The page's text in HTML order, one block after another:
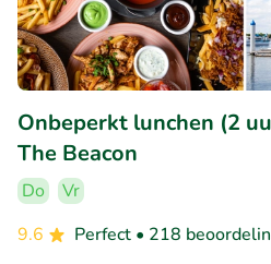
Onbeperkt lunchen (2
The Beacon
Do
Vr
9.6
Perfect • 218